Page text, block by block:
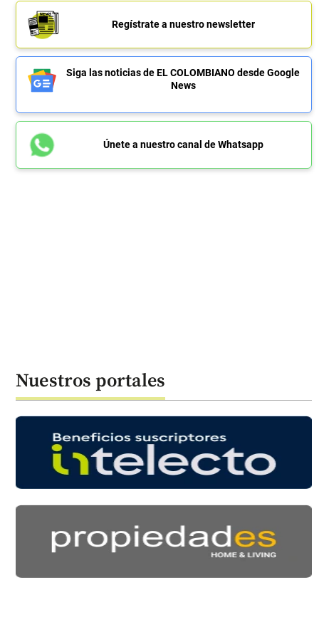
Regístrate a nuestro newsletter
Siga las noticias de EL COLOMBIANO desde Google
News
Únete a nuestro canal de Whatsapp
Nuestros portales